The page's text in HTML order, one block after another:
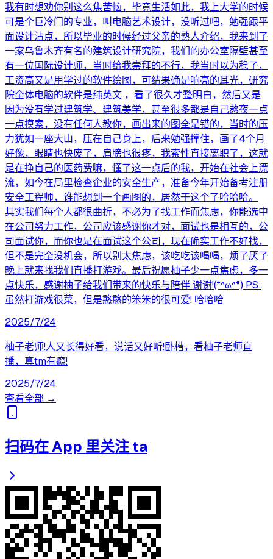
我有时想劝你别这么焦苦恼，毕竟生活如此，我上大学的时候
可是个巨冷门的专业，叫电脑艺术设计，没听过吧，勉强跟平
面设计沾点，所以毕业的时候经过父亲的熟人介绍，我来到了
一家乌鲁木齐有名的建筑设计研究院，我们的办公室隔壁甚至
有一位国际设计师，当时给我崇拜的不行，我当时以为稳了，
工资高又是用学过的软件绘图，可结果确是响亮的耳光，研究
院全体电脑的软件是纯英文 ，看了很久才整明白，然后又是
因为没有学过建筑学、建筑美学，甚至很多都是自己熬夜一点
一点摸索，没有任何人教你，画出来的图全是错的，当时的压
力犹如一座大山，压在自己身上，后来勉强撑住，画了4个月
好像，眼睛也快废了，肩膀也很疼，我索性直接离职了，这就
是在挣自己的医药费嘛，懂了这一点后的我，开始在社会上漂
流，如今在局里检查企业的安全生产，准备今年开始备考注册
安全工程师，谁能想到一个画图的，居然干这个了哈哈哈。
其实我们每个人都很曲折，不必为了找工作而焦虑，你能选中
在公司努力工作，公司应该感谢你才对，面试也是相互的，公
司面试你，而你也是在面试这个公司，现在确实工作不好找，
但不是完全没机会，所以别太焦虑，该吃吃该喝喝，烦了厌了
晚上就来找我们直播打游戏。最后祝愿柚子少一点焦虑，多一
点快乐，感谢柚子给我们带来的快乐与陪伴 谢谢!(*^ω^*) PS:
虽然打游戏很菜，但是憨憨的笨笨的很可爱! 哈哈哈
2025/7/24
柚子老师!人又长得好看，说话又好听!卧槽，看柚子老师直
播，真tm有瘾!
2025/7/24
查看全部 →
扫码在 App 里关注 ta